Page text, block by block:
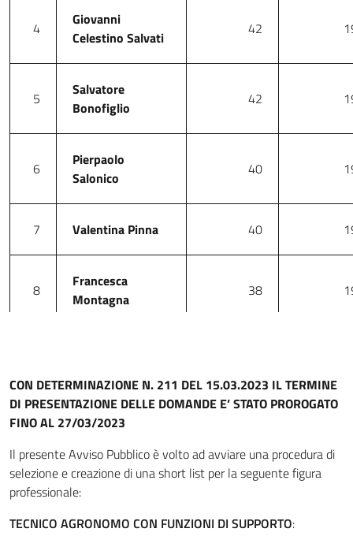
4
Giovanni
Celestino Salvati
42
5
Salvatore
Bonofiglio
42
6
Pierpaolo
Salonico
40
7 Valentina Pinna 40
8
Francesca
Montagna
38
10 Aldo Riccieri 38
11 Grazia Moretti 38
12
Mariucci
CON DETERMINAZIONE N. 211 DEL 15.03.2023 IL TERMINE
DI PRESENTAZIONE DELLE DOMANDE E’ STATO PROROGATO
FINO AL 27/03/2023
Il presente Avviso Pubblico è volto ad avviare una procedura di
selezione e creazione di una short list per la seguente figura
professionale:
TECNICO AGRONOMO CON FUNZIONI DI SUPPORTO: